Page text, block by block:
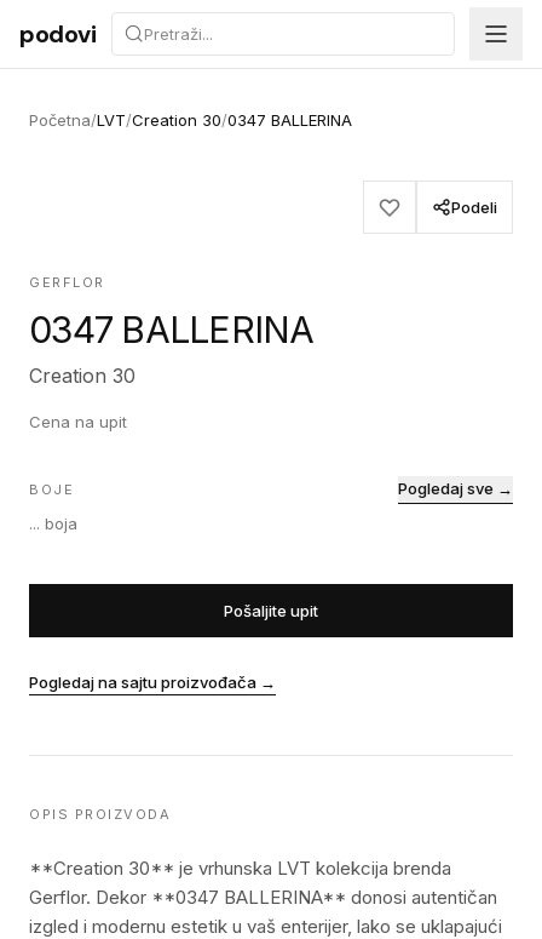
Preskoči na sadržaj
podovi
Početna/LVT/Creation 30/0347 BALLERINA
Podeli
GERFLOR
0347 BALLERINA
Creation 30
Cena na upit
BOJE
... boja
Pogledaj sve →
Pošaljite upit
Pogledaj na sajtu proizvođača →
OPIS PROIZVODA
**Creation 30** je vrhunska LVT kolekcija brenda
Gerflor. Dekor **0347 BALLERINA** donosi autentičan
izgled i modernu estetik u vaš enterijer, lako se uklapajući